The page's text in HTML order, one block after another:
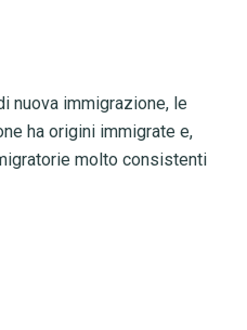
nuova immigrazione, le
ha origini immigrate e,
molto consistenti